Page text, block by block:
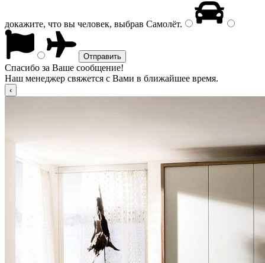
докажите, что вы человек, выбрав Самолёт.
Спасибо за Ваше сообщение!
Наш менеджер свяжется с Вами в ближайшее время.